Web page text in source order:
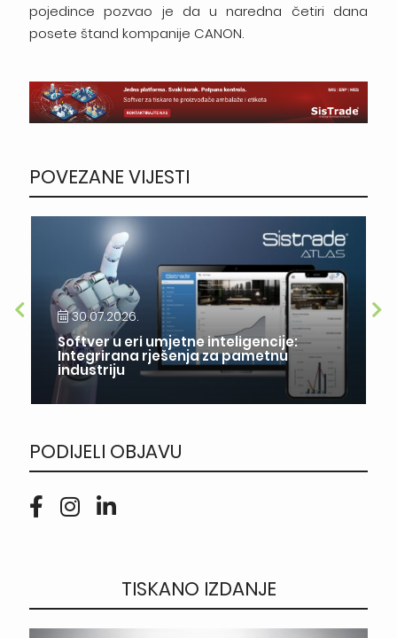
pojedince pozvao je da u naredna četiri dana
posete štand kompanije CANON.
POVEZANE VIJESTI
30.07.2026.
Softver u eri umjetne inteligencije:
Integrirana rješenja za pametnu
industriju
PODIJELI OBJAVU
TISKANO IZDANJE